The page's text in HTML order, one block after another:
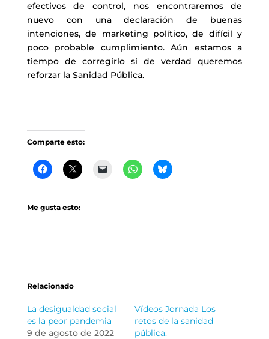
efectivos de control, nos encontraremos de
nuevo con una declaración de buenas
intenciones, de marketing político, de difícil y
poco probable cumplimiento. Aún estamos a
tiempo de corregirlo si de verdad queremos
reforzar la Sanidad Pública.
Comparte esto:
Me gusta esto:
Relacionado
La desigualdad social
es la peor pandemia
9 de agosto de 2022
Vídeos Jornada Los
retos de la sanidad
pública.